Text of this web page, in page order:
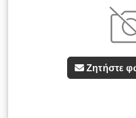
200mm έως 800mm • Μέγιστο
μαζί μας για περισσότερες
ρομπότ: 1796 mm Dkjdpfx
Ζητήστε